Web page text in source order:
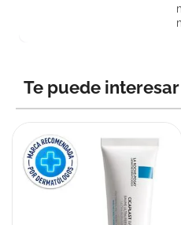
Te puede interesar